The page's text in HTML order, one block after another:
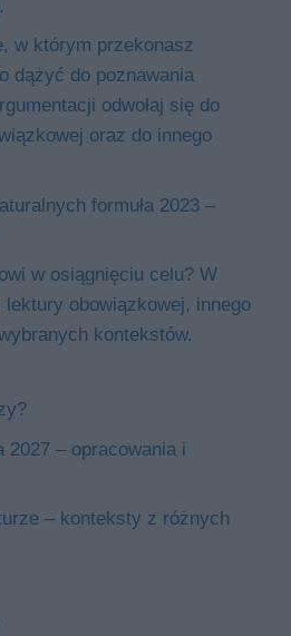
w którym przekonasz
dążyć do poznawania
odwołaj się do
oraz do innego
formuła 2023 –
w osiągnięciu celu? W
lektury obowiązkowej, innego
kontekstów.
2027 – opracowania i
– konteksty z różnych